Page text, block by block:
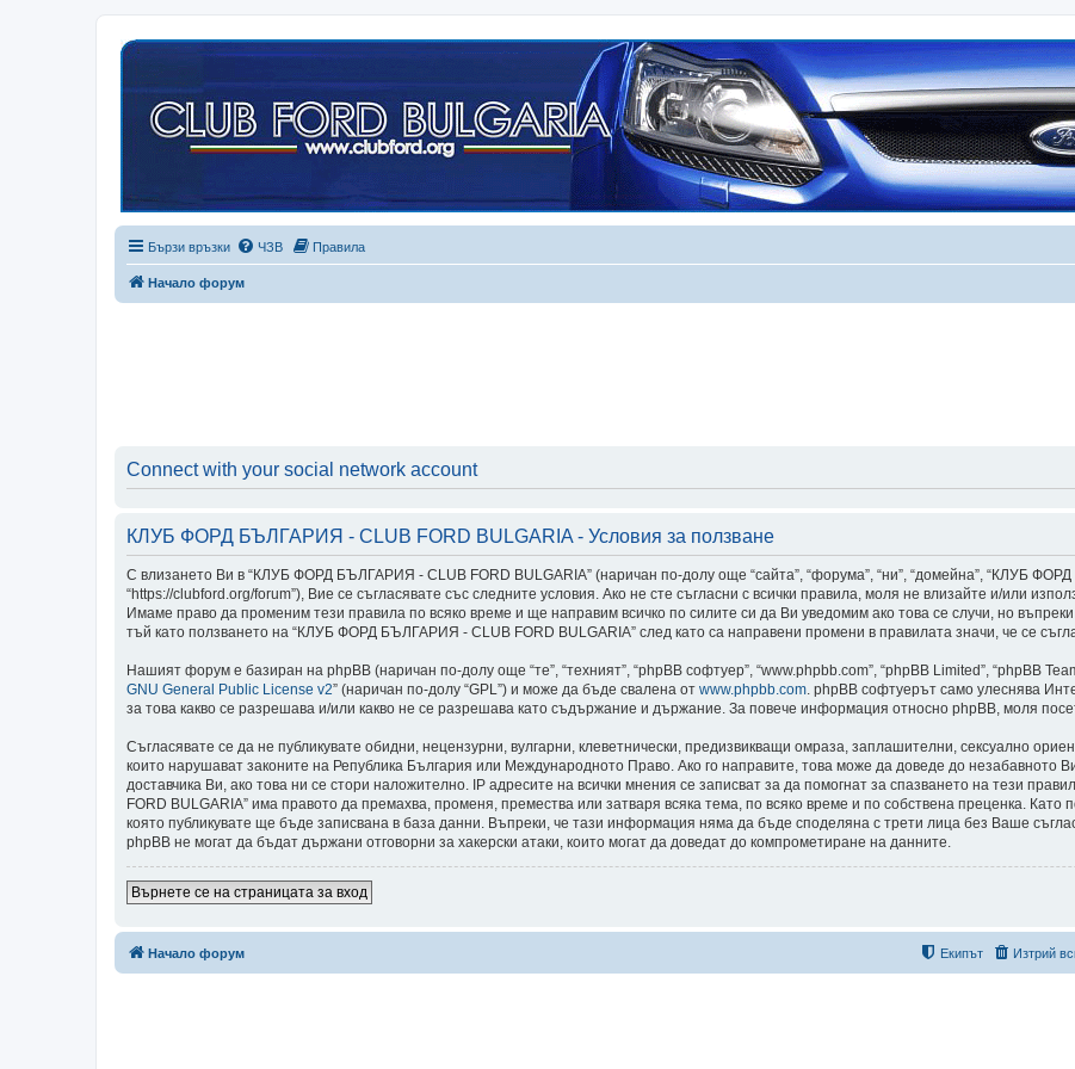
Бързи връзки ЧЗВ Правила
Начало форум
Connect with your social network account
КЛУБ ФОРД БЪЛГАРИЯ - CLUB FORD BULGARIA - Условия за ползване
С влизането Ви в “КЛУБ ФОРД БЪЛГАРИЯ - CLUB FORD BULGARIA” (наричан по-долу още “сайта”, “форума”, “ни”, “домейна”, “КЛУБ
“https://clubford.org/forum”), Вие се съгласявате със следните условия. Ако не сте съгласни с всички правила, моля не влизайте и/или
Имаме право да променим тези правила по всяко време и ще направим всичко по силите си да Ви уведомим ако това се случи, но
тъй като ползването на “КЛУБ ФОРД БЪЛГАРИЯ - CLUB FORD BULGARIA” след като са направени промени в правилата значи, че се
Нашият форум е базиран на phpBB (наричан по-долу още “те”, “техният”, “phpBB софтуер”, “www.phpbb.com”, “phpBB Limited”, “phpBB
GNU General Public License v2” (наричан по-долу “GPL”) и може да бъде свалена от www.phpbb.com . phpBB софтуерът само улеснява
за това какво се разрешава и/или какво не се разрешава като съдържание и държание. За повече информация относно phpBB, моля
Съгласявате се да не публикувате обидни, нецензурни, вулгарни, клеветнически, предизвикващи омраза, заплашителни, сексуално
които нарушават законите на Република България или Международното Право. Ако го направите, това може да доведе до незабавното
доставчика Ви, ако това ни се стори наложително. IP адресите на всички мнения се записват за да помогнат за спазването на тези
FORD BULGARIA” има правото да премахва, променя, премества или затваря всяка тема, по всяко време и по собствена преценка. Като
която публикувате ще бъде записвана в база данни. Въпреки, че тази информация няма да бъде споделяна с трети лица без Ваше
phpBB не могат да бъдат държани отговорни за хакерски атаки, които могат да доведат до компрометиране на данните.
Върнете се на страницата за вход
Начало форум Изтрий
Екипът